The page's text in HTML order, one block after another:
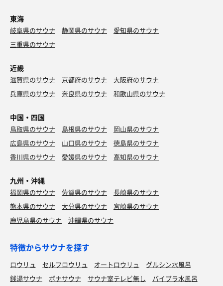
東海
岐阜県のサウナ 静岡県のサウナ
愛知県のサウナ
三重県のサウナ
近畿
滋賀県のサウナ 京都府のサウナ
大阪府のサウナ
兵庫県のサウナ
奈良県のサウナ 和歌山県のサウナ
中国・四国
鳥取県のサウナ 島根県のサウナ
岡山県のサウナ
広島県のサウナ
山口県のサウナ
徳島県のサウナ
香川県のサウナ
愛媛県のサウナ 高知県のサウナ
九州・沖縄
福岡県のサウナ 佐賀県のサウナ
長崎県のサウナ
熊本県のサウナ
大分県のサウナ
宮崎県のサウナ
鹿児島県のサウナ
沖縄県のサウナ
特徴からサウナを探す
ロウリュ セルフロウリュ オートロウリュ
グルシン水風呂
銭湯サウナ
ボナサウナ サウナ室テレビ無し
バイブラ水風呂